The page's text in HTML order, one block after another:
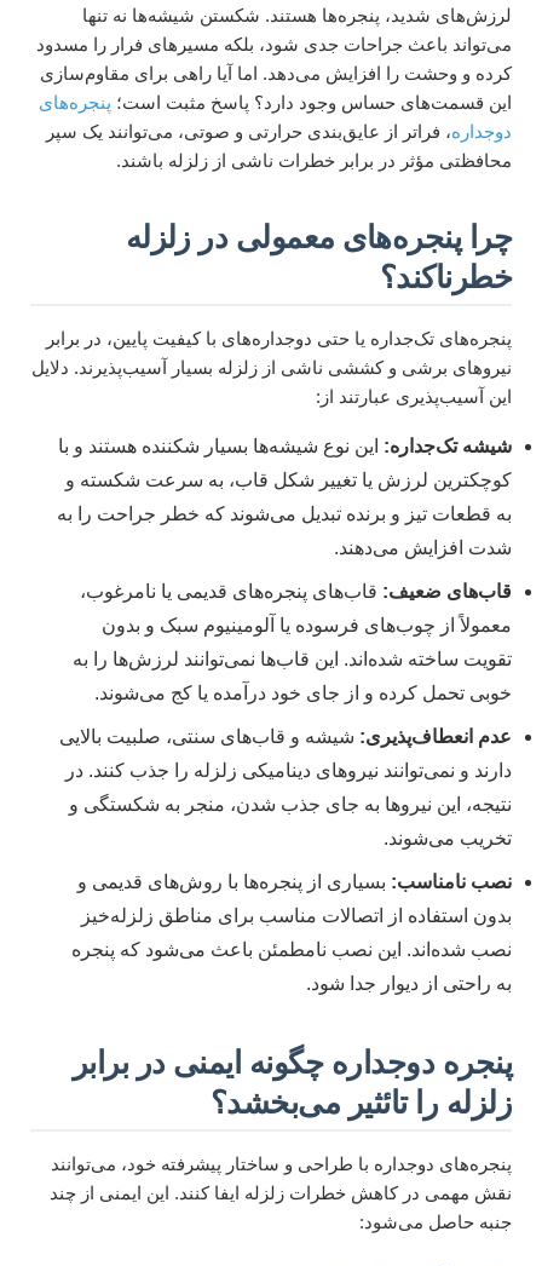
لرزش‌های شدید، پنجره‌ها هستند. شکستن شیشه‌ها نه تنها
می‌تواند باعث جراحات جدی شود، بلکه مسیرهای فرار را مسدود
کرده و وحشت را افزایش می‌دهد. اما آیا راهی برای مقاوم‌سازی
این قسمت‌های حساس وجود دارد؟ پاسخ مثبت است؛ پنجره‌های
دوجداره، فراتر از عایق‌بندی حرارتی و صوتی، می‌توانند یک سپر
محافظتی مؤثر در برابر خطرات ناشی از زلزله باشند.
چرا پنجره‌های معمولی در زلزله
خطرناکند؟
پنجره‌های تک‌جداره یا حتی دوجداره‌های با کیفیت پایین، در برابر
نیروهای برشی و کششی ناشی از زلزله بسیار آسیب‌پذیرند. دلایل
این آسیب‌پذیری عبارتند از:
شیشه تک‌جداره: این نوع شیشه‌ها بسیار شکننده هستند و با
کوچکترین لرزش یا تغییر شکل قاب، به سرعت شکسته و
به قطعات تیز و برنده تبدیل می‌شوند که خطر جراحت را به
شدت افزایش می‌دهند.
قاب‌های ضعیف: قاب‌های پنجره‌های قدیمی یا نامرغوب،
معمولاً از چوب‌های فرسوده یا آلومینیوم سبک و بدون
تقویت ساخته شده‌اند. این قاب‌ها نمی‌توانند لرزش‌ها را به
خوبی تحمل کرده و از جای خود درآمده یا کج می‌شوند.
عدم انعطاف‌پذیری: شیشه و قاب‌های سنتی، صلبیت بالایی
دارند و نمی‌توانند نیروهای دینامیکی زلزله را جذب کنند. در
نتیجه، این نیروها به جای جذب شدن، منجر به شکستگی و
تخریب می‌شوند.
نصب نامناسب: بسیاری از پنجره‌ها با روش‌های قدیمی و
بدون استفاده از اتصالات مناسب برای مناطق زلزله‌خیز
نصب شده‌اند. این نصب نامطمئن باعث می‌شود که پنجره
به راحتی از دیوار جدا شود.
پنجره دوجداره چگونه ایمنی در برابر
زلزله را تائثیر می‌بخشد؟
پنجره‌های دوجداره با طراحی و ساختار پیشرفته خود، می‌توانند
نقش مهمی در کاهش خطرات زلزله ایفا کنند. این ایمنی از چند
جنبه حاصل می‌شود: